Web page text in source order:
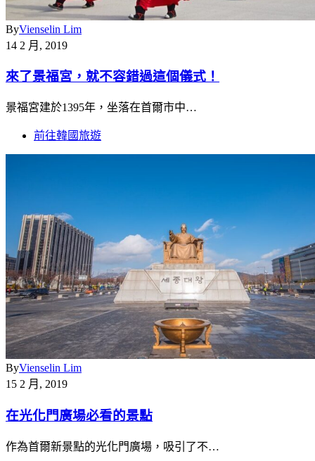
ByVienselin Lim
14 2 月, 2019
來了景福宮，就不容錯過這個儀式！
景福宮建於1395年，坐落在首爾市中…
前往韓國旅遊
ByVienselin Lim
15 2 月, 2019
在光化門廣場必看的景點
作為首爾新景點的光化門廣場，吸引了不…